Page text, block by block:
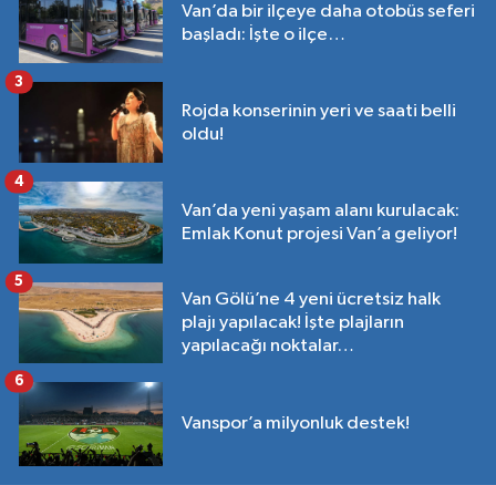
Van’da bir ilçeye daha otobüs seferi
başladı: İşte o ilçe…
Rojda konserinin yeri ve saati belli
oldu!
3
Van’da yeni yaşam alanı kurulacak:
Emlak Konut projesi Van’a geliyor!
4
Van Gölü’ne 4 yeni ücretsiz halk
plajı yapılacak! İşte plajların
yapılacağı noktalar…
5
Vanspor’a milyonluk destek!
6